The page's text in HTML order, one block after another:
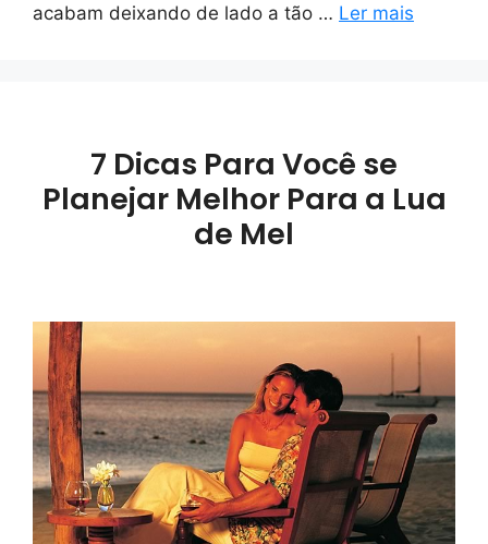
acabam deixando de lado a tão … Ler mais
7 Dicas Para Você se
Planejar Melhor Para a Lua
de Mel